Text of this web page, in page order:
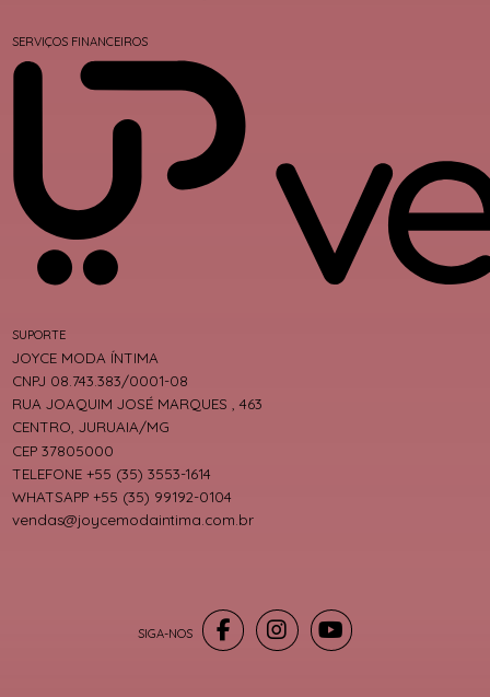
SERVIÇOS FINANCEIROS
SUPORTE
JOYCE MODA ÍNTIMA
CNPJ 08.743.383/0001-08
RUA JOAQUIM JOSÉ MARQUES , 463
CENTRO, JURUAIA/MG
CEP 37805000
TELEFONE +55 (35) 3553-1614
WHATSAPP +55 (35) 99192-0104
vendas@joycemodaintima.com.br